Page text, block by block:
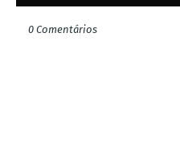
0 Comentários